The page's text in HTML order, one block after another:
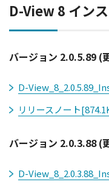
D-View 8 イン
バージョン 2.0.5.89 (
D-
リリースノート
バージョン 2.0.3.88 (
D-